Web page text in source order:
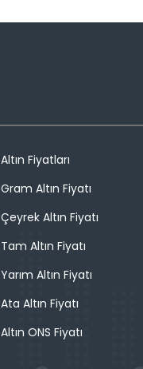
Altın Fiyatları
Gram Altın Fiyatı
Çeyrek Altın Fiyatı
Tam Altın Fiyatı
Yarım Altın Fiyatı
Ata Altın Fiyatı
Altın ONS Fiyatı